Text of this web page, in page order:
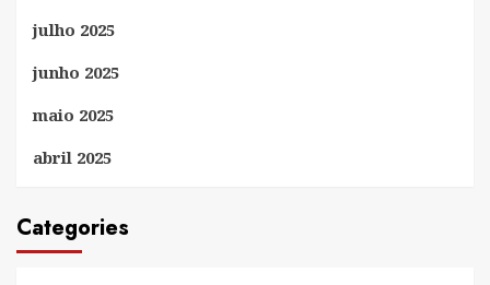
julho 2025
junho 2025
maio 2025
abril 2025
Categories